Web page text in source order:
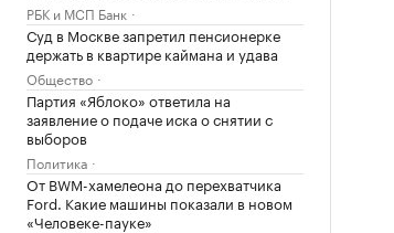
РБК и МСП Банк
Суд в Москве запретил пенсионерке
держать в квартире каймана и удава
Общество
Партия «Яблоко» ответила на
заявление о подаче иска о снятии с
выборов
Политика
От BWM-хамелеона до перехватчика
Ford. Какие машины показали в новом
«Человеке-пауке»